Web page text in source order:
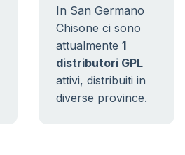
In San Germano
Chisone ci sono
attualmente 1
distributori GPL
attivi, distribuiti in
diverse province.